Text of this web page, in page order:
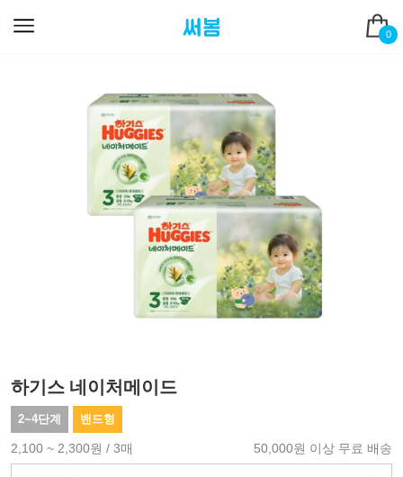
0
하기스 네이처메이드
2~4단계 밴드형
2,100 ~ 2,300원 / 3매 50,000원 이상 무료 배송